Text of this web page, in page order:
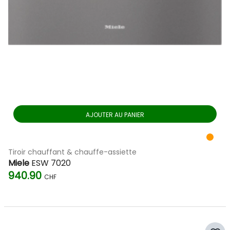
AJOUTER AU PANIER
Tiroir chauffant & chauffe-assiette
Miele ESW 7020
940.90 CHF